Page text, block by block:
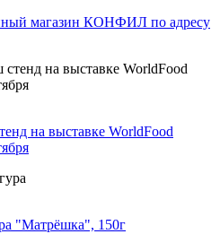
магазин КОНФИЛ по адресу
на выставке WorldFood
"Матрёшка", 150г